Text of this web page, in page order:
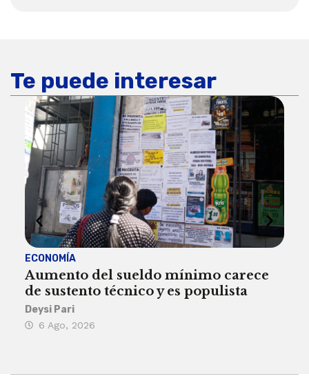
Te puede interesar
ECONOMÍA
Aumento del sueldo mínimo carece
de sustento técnico y es populista
Deysi Pari
6 Ago, 2026